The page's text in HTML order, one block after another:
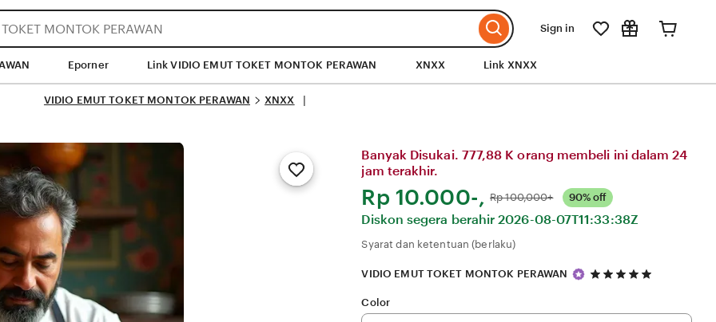
Sign in
Eporner Link VIDIO EMUT TOKET MONTOK PERAWAN XNXX Link XNXX
VIDIO EMUT TOKET MONTOK PERAWAN XNXX
Add
to
Banyak Disukai. 777,88 K orang membeli ini dalam 24
jam terakhir.
Harga:
Rp 10.000-, Normal:
Rp 100,000+ 90% off
Diskon segera berahir2026-08-07T11:33:38Z
Syarat dan ketentuan (berlaku)
VIDIO EMUT TOKET MONTOK PERAWAN
5
5
Color